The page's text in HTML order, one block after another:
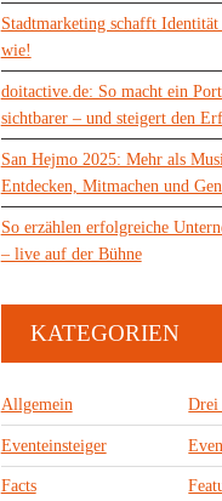
Stadtmarketing schafft Identität
wie!
doitactive.de: So macht ein
sichtbarer – und steigert den
San Hejmo 2025: Mehr als
Entdecken, Mitmachen und
So erzählen erfolgreiche
– live auf der Bühne
KATEGORIEN
Allgemein Drei
Eventeinsteiger
Facts